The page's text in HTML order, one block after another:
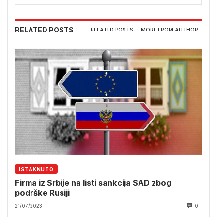
RELATED POSTS RELATED POSTS MORE FROM AUTHOR
ISTAKNUTO
Firma iz Srbije na listi sankcija SAD zbog
podrške Rusiji
21/07/2023 0